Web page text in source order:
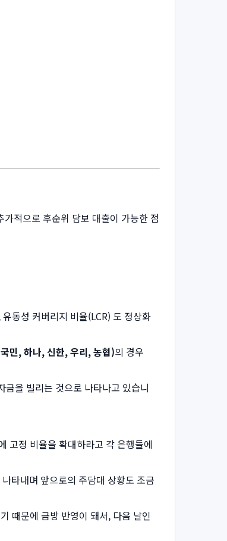
적으로 후순위 담보 대출이 가능한 점
동성 커버리지 비율(LCR) 도 정상화
민, 하나, 신한, 우리, 농협)의 경우
을 빌리는 것으로 나타나고 있습니
고정 비율을 확대하라고 각 은행들에
타내며 앞으로의 주담대 상황도 조금
때문에 금방 반영이 돼서, 다음 날인